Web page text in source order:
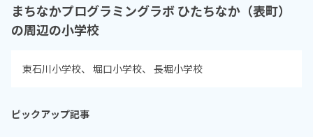
まちなかプログラミングラボ ひたちなか（表町）
の周辺の小学校
東石川小学校 堀口小学校 長堀小学校
ピックアップ記事